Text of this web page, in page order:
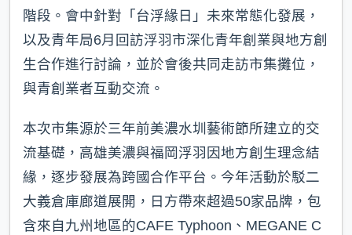
階段。會中針對「台浮緣日」未來常態化發展，
以及青年局6月回訪浮羽市深化青年創業與地方創
生合作進行討論，並於會後共同走訪市集攤位，
與青創業者互動交流。
本次市集源於三年前美濃水圳藝術節所建立的交
流基礎，高雄美濃與福岡浮羽因地方創生理念結
緣，逐步發展為跨國合作平台。今年活動於駁二
大義倉庫廊道展開，日方帶來超過50家品牌，包
含來自九州地區的CAFE Typhoon、MEGANE C